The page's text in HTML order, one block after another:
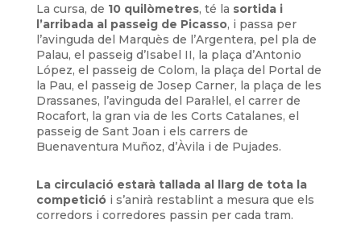
La cursa, de 10 quilòmetres, té la sortida i
l’arribada al passeig de Picasso, i passa per
l’avinguda del Marquès de l’Argentera, pel pla de
Palau, el passeig d’Isabel II, la plaça d’Antonio
López, el passeig de Colom, la plaça del Portal de
la Pau, el passeig de Josep Carner, la plaça de les
Drassanes, l’avinguda del Paral·lel, el carrer de
Rocafort, la gran via de les Corts Catalanes, el
passeig de Sant Joan i els carrers de
Buenaventura Muñoz, d’Àvila i de Pujades.
La circulació estarà tallada al llarg de tota la
competiciói s’anirà restablint a mesura que els
corredors i corredores passin per cada tram.